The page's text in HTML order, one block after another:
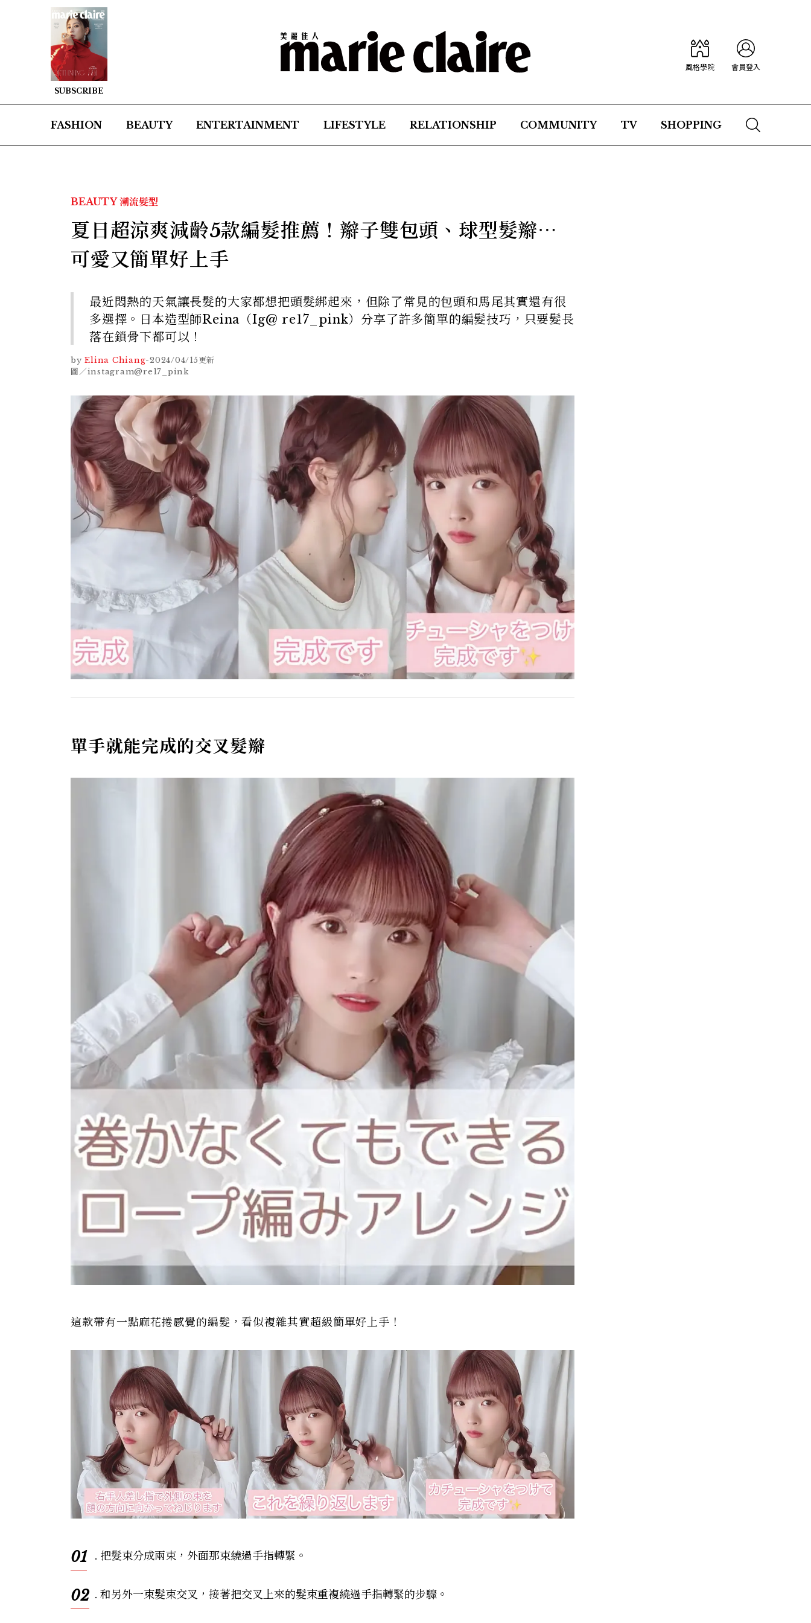
SUBSCRIBE
風格學院 會員登入
FASHION BEAUTY ENTERTAINMENT LIFESTYLE RELATIONSHIP COMMUNITY TV SHOPPING
BEAUTY 潮流髮型
夏日超涼爽減齡5款編髮推薦！辮子雙包頭、球型髮辮⋯
可愛又簡單好上手
最近悶熱的天氣讓長髮的大家都想把頭髮綁起來，但除了常見的包頭和馬尾其實還有很
多選擇。日本造型師Reina（Ig@ re17_pink）分享了許多簡單的編髮技巧，只要髮長
落在鎖骨下都可以！
by Elina Chiang-2024/04/15更新
圖／instagram@re17_pink
單手就能完成的交叉髮辮
這款帶有一點麻花捲感覺的編髮，看似複雜其實超級簡單好上手！
01 . 把髮束分成兩束，外面那束繞過手指轉緊。
02 . 和另外一束髮束交叉，接著把交叉上來的髮束重複繞過手指轉緊的步驟。